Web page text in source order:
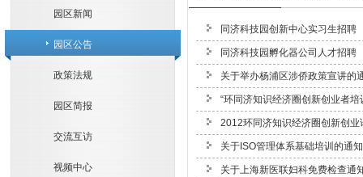
园区新闻
园区公告
政策法规
园区简报
交流互访
视频中心
同济科技园创新中心实习生招聘
同济科技园孵化器公司人才招聘
关于举办杨浦区涉侨政策宣讲的
“环同济知识经济圈创新创业者培
2012环同济知识经济圈创新创业
关于ISO管理体系基础培训的通知
关于上海新医联妇科免费检查通